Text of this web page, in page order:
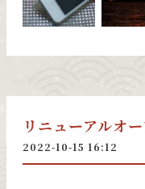
リニューアルオ
2022-10-15 16:12